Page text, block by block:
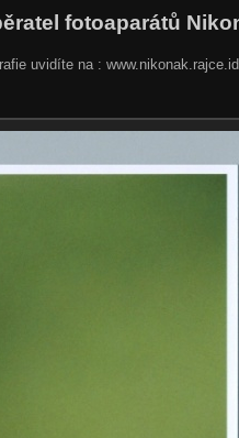
fotoaparátů
uvidíte na :